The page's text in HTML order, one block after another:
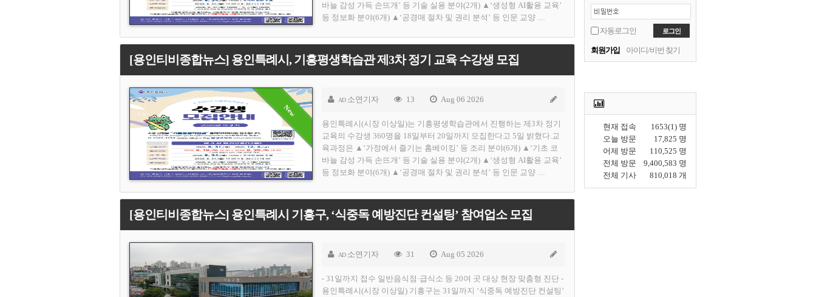
자동로그인
회원가입 아이디/비번 찾기
1653(1) 명
현재 접속
17,825 명
오늘 방문
110,525 명
어제 방문
9,400,583 명
전체 방문
810,018 개
전체 기사
바늘 감성 가득 손뜨개’ 등 기술 실용 분야(2개) ▲‘생성형 AI활용 교육’
등 정보화 분야(6개) ▲‘공경매 절차 및 권리 분석’ 등 인문 교양 …
[용인티비종합뉴스] 용인특례시, 기흥평생학습관 제3차 정기 교육 수강생 모집
AD 소연기자 13 Aug 06 2026
용인특례시(시장 이상일)는 기흥평생학습관에서 진행하는 제3차 정기
교육의 수강생 360명을 18일부터 20일까지 모집한다고 5일 밝혔다.교
육과정은 ▲‘가정에서 즐기는 홈베이킹’ 등 조리 분야(6개) ▲‘기초 코
바늘 감성 가득 손뜨개’ 등 기술 실용 분야(2개) ▲‘생성형 AI활용 교육’
등 정보화 분야(6개) ▲‘공경매 절차 및 권리 분석’ 등 인문 교양 …
[용인티비종합뉴스] 용인특례시 기흥구, ‘식중독 예방진단 컨설팅’ 참여업소 모집
AD 소연기자 31 Aug 05 2026
- 31일까지 접수 일반음식점·급식소 등 20여 곳 대상 현장 맞춤형 진단 -
용인특례시(시장 이상일) 기흥구는 31일까지 ‘식중독 예방진단 컨설팅’